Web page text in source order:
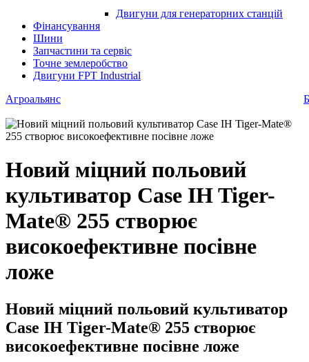
Двигуни для генераторних станцій
Фінансування
Шини
Запчастини та сервіс
Точне землеробство
Двигуни FPT Industrial
Агроальянс
Новий міцний польовий
культиватор Case IH Tiger-
Mate® 255 створює
високоефективне посівне
ложе
Новий міцний польовий культиватор
Case IH Tiger-Mate® 255 створює
високоефективне посівне ложе